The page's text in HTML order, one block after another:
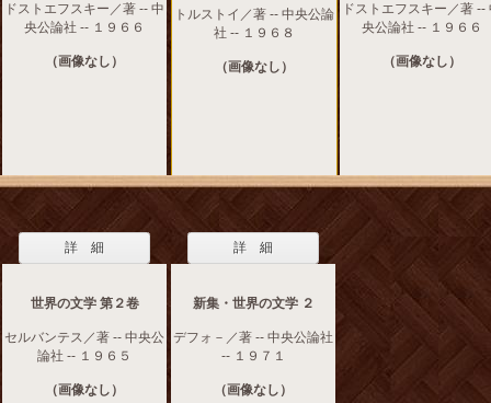
ドストエフスキー／著 -- 中
央公論社 -- １９６６
（画像なし）
トルストイ／著 -- 中央公論
社 -- １９６８
（画像なし）
ドストエフスキー／著 --
央公論社 -- １９６６
（画像なし）
詳 細
世界の文学 第２卷
セルバンテス／著 -- 中央公
論社 -- １９６５
（画像なし）
詳 細
新集・世界の文学 ２
デフォ－／著 -- 中央公論社
-- １９７１
（画像なし）